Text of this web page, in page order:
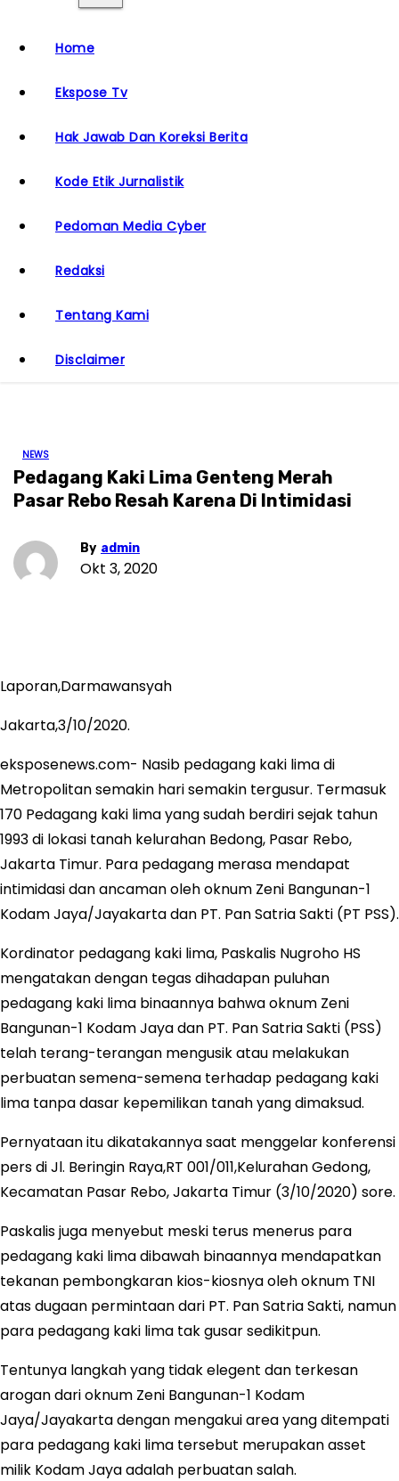
Home
Ekspose Tv
Hak Jawab Dan Koreksi Berita
Kode Etik Jurnalistik
Pedoman Media Cyber
Redaksi
Tentang Kami
Disclaimer
NEWS
Pedagang Kaki Lima Genteng Merah
Pasar Rebo Resah Karena Di Intimidasi
By admin
Okt 3, 2020
Laporan,Darmawansyah
Jakarta,3/10/2020.
eksposenews.com- Nasib pedagang kaki lima di
Metropolitan semakin hari semakin tergusur. Termasuk
170 Pedagang kaki lima yang sudah berdiri sejak tahun
1993 di lokasi tanah kelurahan Bedong, Pasar Rebo,
Jakarta Timur. Para pedagang merasa mendapat
intimidasi dan ancaman oleh oknum Zeni Bangunan-1
Kodam Jaya/Jayakarta dan PT. Pan Satria Sakti (PT PSS).
Kordinator pedagang kaki lima, Paskalis Nugroho HS
mengatakan dengan tegas dihadapan puluhan
pedagang kaki lima binaannya bahwa oknum Zeni
Bangunan-1 Kodam Jaya dan PT. Pan Satria Sakti (PSS)
telah terang-terangan mengusik atau melakukan
perbuatan semena-semena terhadap pedagang kaki
lima tanpa dasar kepemilikan tanah yang dimaksud.
Pernyataan itu dikatakannya saat menggelar konferensi
pers di Jl. Beringin Raya,RT 001/011,Kelurahan Gedong,
Kecamatan Pasar Rebo, Jakarta Timur (3/10/2020) sore.
Paskalis juga menyebut meski terus menerus para
pedagang kaki lima dibawah binaannya mendapatkan
tekanan pembongkaran kios-kiosnya oleh oknum TNI
atas dugaan permintaan dari PT. Pan Satria Sakti, namun
para pedagang kaki lima tak gusar sedikitpun.
Tentunya langkah yang tidak elegent dan terkesan
arogan dari oknum Zeni Bangunan-1 Kodam
Jaya/Jayakarta dengan mengakui area yang ditempati
para pedagang kaki lima tersebut merupakan asset
milik Kodam Jaya adalah perbuatan salah.